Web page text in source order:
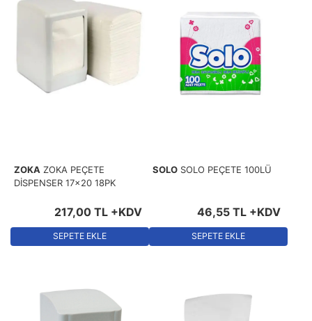
ZOKA ZOKA PEÇETE
DİSPENSER 17x20 18PK
217,00 TL +KDV
SEPETE EKLE
SOLO SOLO PEÇETE 100LÜ
46,55 TL +KDV
SEPETE EKLE